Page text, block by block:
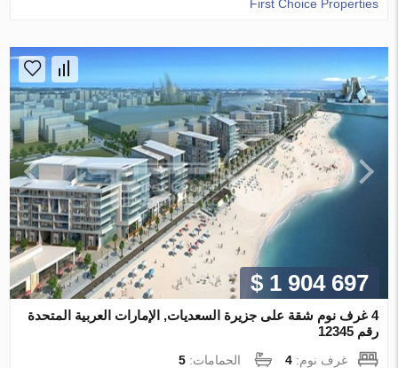
First Choice Properties
$ 1 904 697
4 غرف نوم شقة على جزيرة السعديات, الإمارات العربية المتحدة
رقم 12345
غرف نوم:4 الحمامات:5